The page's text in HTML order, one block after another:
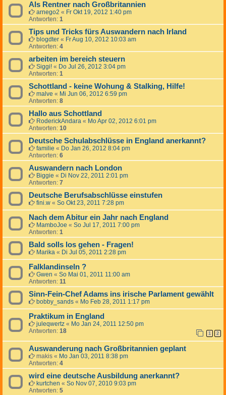
Als Rentner nach Großbritannien
arnego2 « Fr Okt 19, 2012 1:40 pm
Antworten: 1
Tips und Tricks fürs Auswandern nach Irland
blogdter « Fr Aug 10, 2012 10:03 am
Antworten: 4
arbeiten im bereich steuern
Siggi! « Do Jul 26, 2012 3:04 pm
Antworten: 1
Schottland - keine Wohung & Stalking, Hilfe!
malve « Mi Jun 06, 2012 6:59 pm
Antworten: 8
Hallo aus Schottland
RoderickAndara « Mo Apr 02, 2012 6:01 pm
Antworten: 10
Deutsche Schulabschlüsse in England anerkannt?
familie « Do Jan 26, 2012 8:04 pm
Antworten: 6
Auswandern nach London
Biggie « Di Nov 22, 2011 2:01 pm
Antworten: 7
Deutsche Berufsabschlüsse einstufen
fini.w « So Okt 23, 2011 7:28 pm
Nach dem Abitur ein Jahr nach England
MamboJoe « So Jul 17, 2011 7:00 pm
Antworten: 1
Bald solls los gehen - Fragen!
Marika « Di Jul 05, 2011 2:28 pm
Falklandinseln ?
Gwen « So Mai 01, 2011 11:00 am
Antworten: 11
Sinn-Fein-Chef Adams ins irische Parlament gewählt
bobby_sands « Mo Feb 28, 2011 1:17 pm
Praktikum in England
juleqwertz « Mo Jan 24, 2011 12:50 pm
Antworten: 18 1 2
Auswanderung nach Großbritannien geplant
makis « Mo Jan 03, 2011 8:38 pm
Antworten: 4
wird eine deutsche Ausbildung anerkannt?
kurtchen « So Nov 07, 2010 9:03 pm
Antworten: 5